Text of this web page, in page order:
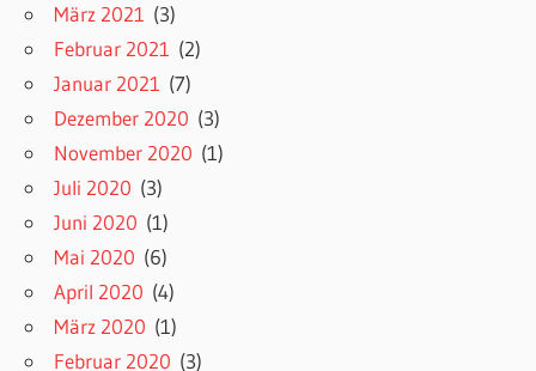
März 2021 (3)
Februar 2021 (2)
Januar 2021 (7)
Dezember 2020 (3)
November 2020 (1)
Juli 2020 (3)
Juni 2020 (1)
Mai 2020 (6)
April 2020 (4)
März 2020 (1)
Februar 2020 (3)